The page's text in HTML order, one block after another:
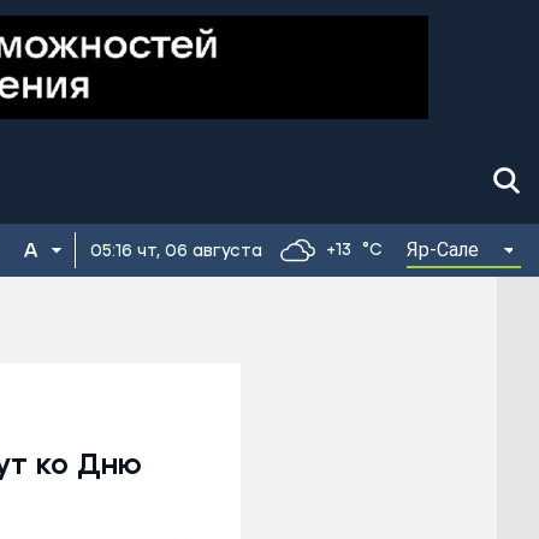
05:16 чт, 06 августа +13 °C Яр-Сале
ко Дню